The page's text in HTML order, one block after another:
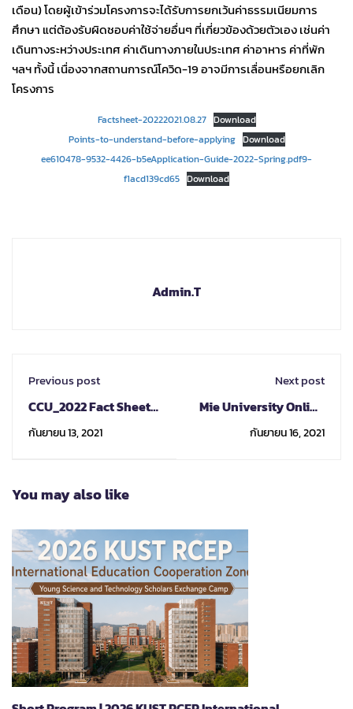
เดือน) โดยผู้เข้าร่วมโครงการจะได้รับการยกเว้นค่าธรรมเนียมการ
ศึกษา แต่ต้องรับผิดชอบค่าใช้จ่ายอื่นๆ ที่เกี่ยวข้องด้วยตัวเอง เช่นค่า
เดินทางระหว่างประเทศ ค่าเดินทางภายในประเทศ ค่าอาหาร ค่าที่พัก
ฯลฯ ทั้งนี้ เนื่องจากสถานการณ์โควิด-19 อาจมีการเลื่อนหรือยกเลิก
โครงการ
Factsheet-20222021.08.27 Download
Points-to-understand-before-applying Download
ee610478-9532-4426-b5eApplication-Guide-2022-Spring.pdf9-
f1acd139cd65 Download
Admin.T
Previous post
CCU_2022 Fact Sheet
for Exchange Students
Program
กันยายน 13, 2021
Next post
Mie University Online
Japanese language
courses in Fall
กันยายน 16, 2021
You may also like